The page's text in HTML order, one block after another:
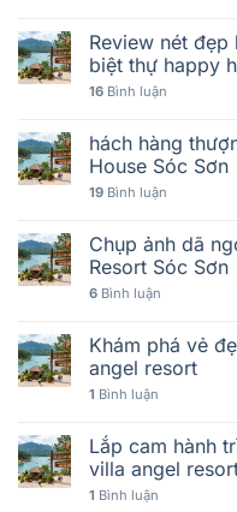
Review nét
biệt thự happy
16 Bình luận
hách hàng
House Sóc Sơn
19 Bình luận
Chụp ảnh dã
Resort Sóc Sơn
6 Bình luận
Khám phá vẻ
angel resort
1 Bình luận
Lắp cam hành
villa angel
1 Bình luận